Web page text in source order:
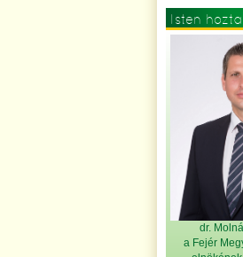
Isten
dr.
a Fejér